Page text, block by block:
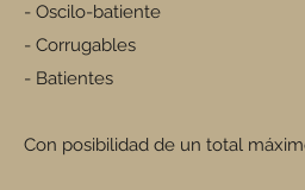
- Oscilo-batiente
- Corrugables
- Batientes
Con posibilidad de un total